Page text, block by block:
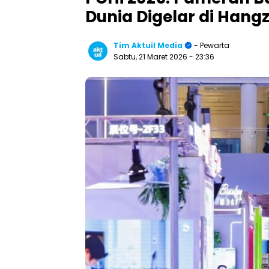
Dunia Digelar di
Tim Aktuil Media
- Pewarta
Sabtu, 21 Maret 2026 - 23:36